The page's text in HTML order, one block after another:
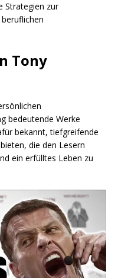
Strategien zur
Tony
bedeutende Werke
bekannt, tiefgreifende
die den Lesern
ein erfülltes Leben zu